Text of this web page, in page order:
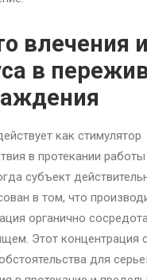
влечения и
в
как стимулятор
в протекании работы
субъект
в том, что
органично
Этот концентрация
для